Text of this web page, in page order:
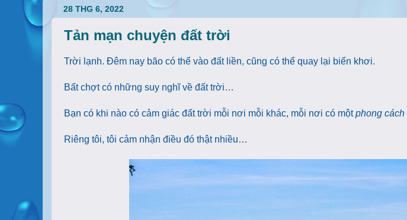
28 THG 6, 2022
Tản mạn chuyện đất trời
Trời lạnh. Đêm nay bão có thể vào đất liền, cũng có thể quay lại biển khơi.
Bất chợt có những suy nghĩ về đất trời…
Bạn có khi nào có cảm giác đất trời mỗi nơi mỗi khác, mỗi nơi có mộtphong cách
Riêng tôi, tôi cảm nhận điều đó thật nhiều…